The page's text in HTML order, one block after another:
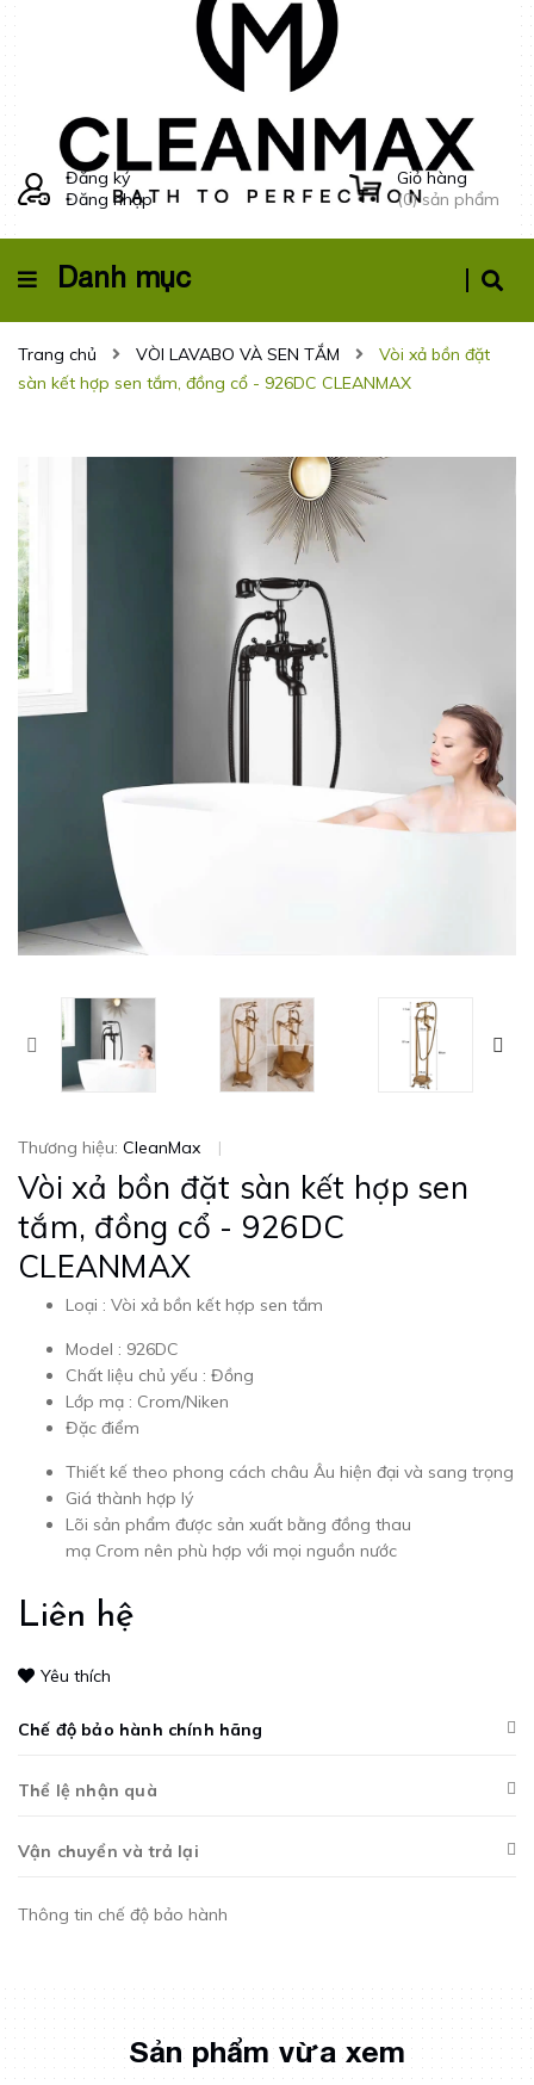
Đăng ký
Đăng nhập
Giỏ hàng
(0) sản phẩm
Danh mục
Trang chủ VÒI LAVABO VÀ SEN TẮM
Vòi xả bồn đặt
sàn kết hợp sen tắm, đồng cổ - 926DC CLEANMAX
Thương hiệu: CleanMax |
Vòi xả bồn đặt sàn kết hợp sen
tắm, đồng cổ - 926DC
CLEANMAX
Loại : Vòi xả bồn kết hợp sen tắm
Model : 926DC
Chất liệu chủ yếu : Đồng
Lớp mạ : Crom/Niken
Đặc điểm
Thiết kế theo phong cách châu Âu hiện đại và sang trọng
Giá thành hợp lý
Lõi sản phẩm được sản xuất bằng đồng thau
mạ Crom nên phù hợp với mọi nguồn nước
Liên hệ
Yêu thích
Chế độ bảo hành chính hãng
Thể lệ nhận quà
Vận chuyển và trả lại
Thông tin chế độ bảo hành
Sản phẩm vừa xem